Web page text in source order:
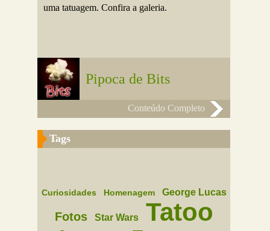
uma tatuagem. Confira a galeria.
Pipoca de Bits
Conteúdo Completo
Tags
Curiosidades Homenagem George Lucas
Fotos Star Wars Tatoo